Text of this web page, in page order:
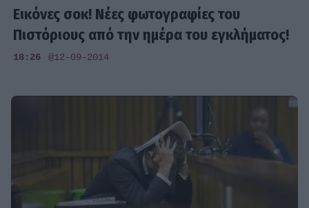
Εικόνες σοκ! Νέες φωτογραφίες του
Πιστόριους από την ημέρα του εγκλήματος!
18:26 @12-09-2014